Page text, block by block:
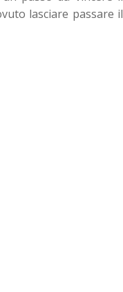
lasciare passare il